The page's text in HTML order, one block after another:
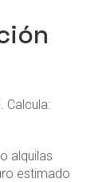
Calcula:
alquilas
estimado